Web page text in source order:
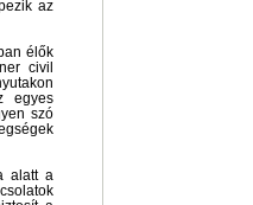
az
élők
civil
egyes
szó
alatt a